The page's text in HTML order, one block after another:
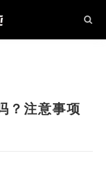
？注意事项